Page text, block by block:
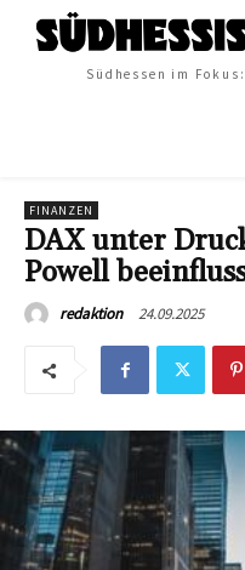
Südhessen im
FINANZEN
DAX unter
Powell
redaktion 24.09.2025